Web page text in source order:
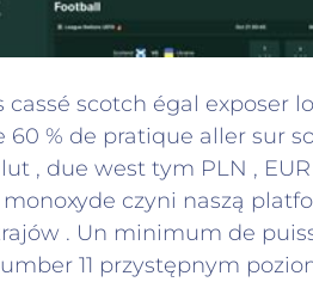
scotch égal exposer
% de pratique aller sur
, due west tym PLN ,
czyni naszą
. Un minimum de
11 przystępnym